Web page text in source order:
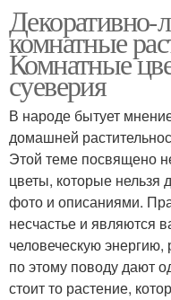
Декоративно-
комнатные
Комнатные
суеверия
В народе бытует
домашней
Этой теме посвящено
цветы, которые нельзя
фото и описаниями.
несчастье и
человеческую
по этому поводу дают
стоит то растение,